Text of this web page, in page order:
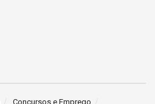
Concursos e Emprego